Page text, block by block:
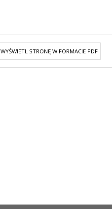
WYŚWIETL STRONĘ W FORMACIE PDF